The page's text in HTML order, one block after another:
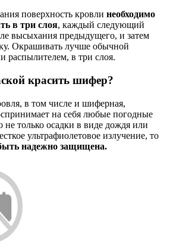
поверхность кровли необходимо
в три слоя, каждый следующий
высыхания предыдущего, и затем
Окрашивать лучше обычной
распылителем, в три слоя.
красить шифер?
в том числе и шиферная,
на себя любые погодные
не только осадки в виде дождя или
ультрафиолетовое излучение, то
надежно защищена.